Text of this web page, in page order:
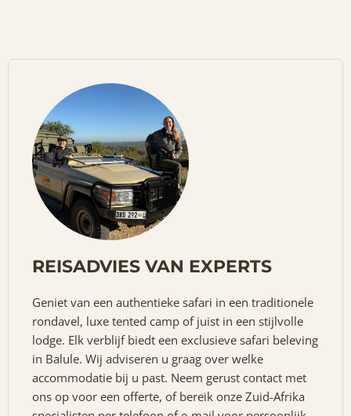
REISADVIES VAN EXPERTS
Geniet van een authentieke safari in een traditionele
rondavel, luxe tented camp of juist in een stijlvolle
lodge. Elk verblijf biedt een exclusieve safari beleving
in Balule. Wij adviseren u graag over welke
accommodatie bij u past. Neem gerust contact met
ons op voor een offerte, of bereik onze Zuid-Afrika